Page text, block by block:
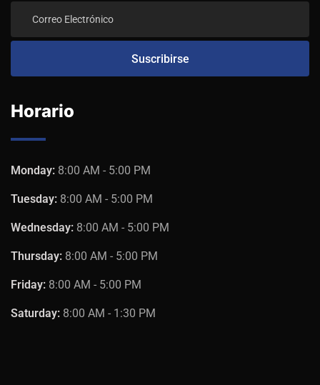
Horario
Monday: 8:00 AM - 5:00 PM
Tuesday: 8:00 AM - 5:00 PM
Wednesday: 8:00 AM - 5:00 PM
Thursday: 8:00 AM - 5:00 PM
Friday: 8:00 AM - 5:00 PM
Saturday: 8:00 AM - 1:30 PM